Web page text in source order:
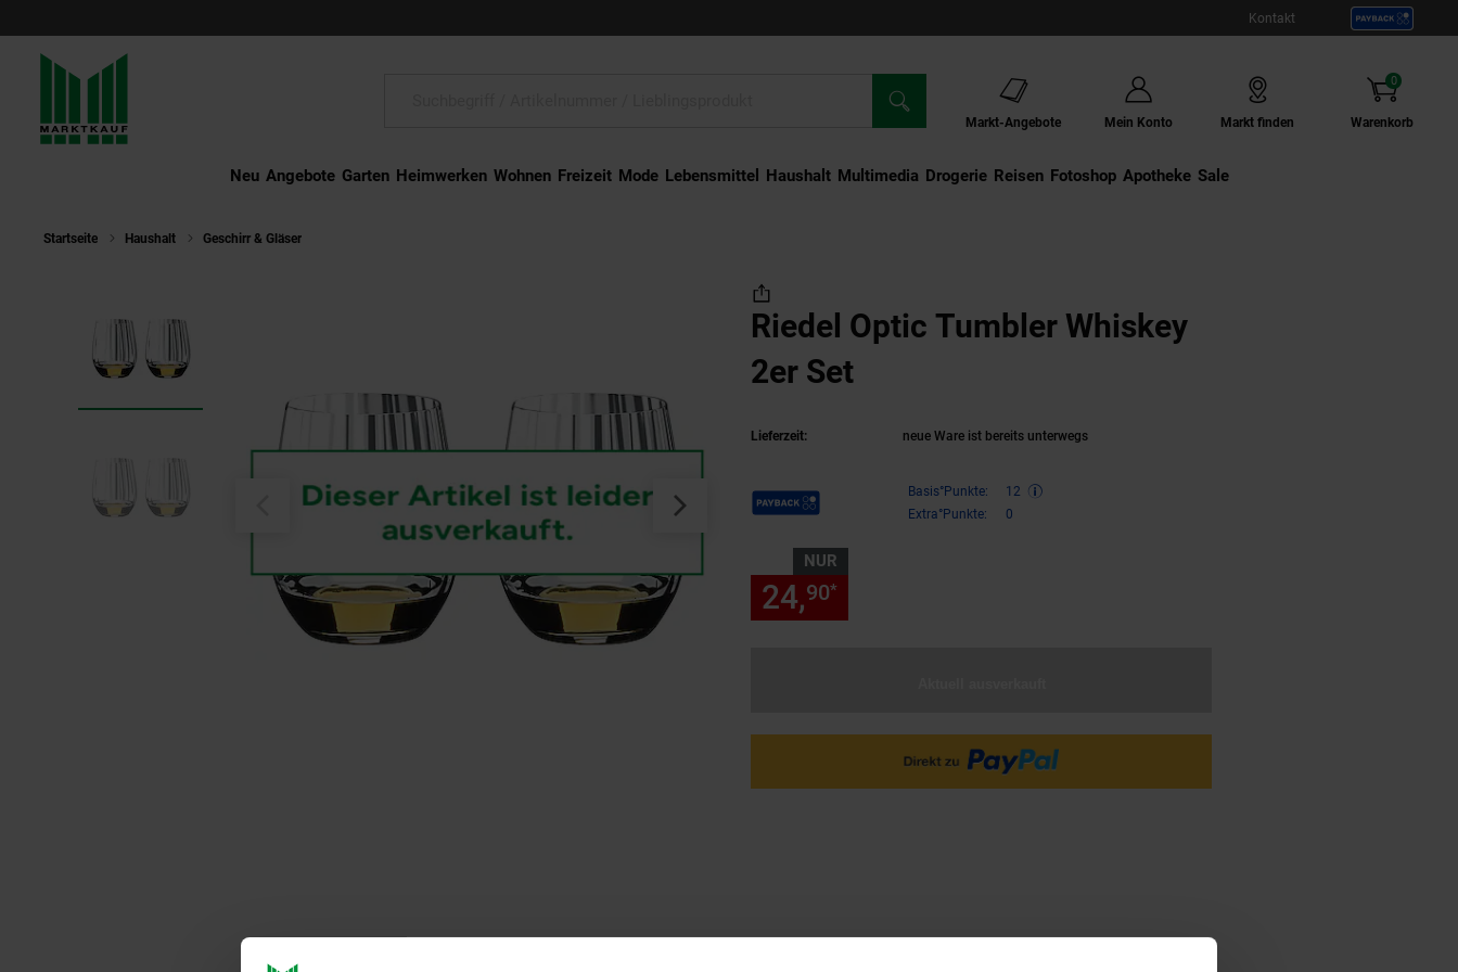
Kontakt
Markt-Angebote Mein Konto Markt finden Warenkorb
0
Artikel
Neu Angebote Garten Heimwerken Wohnen Freizeit Mode Lebensmittel Haushalt Multimedia Drogerie Externer Link:
Reisen Externer Link:
Fotoshop Externer Link:
Apotheke Sale
Startseite Haushalt Geschirr & Gläser
Riedel Optic Tumbler Whiskey
2er Set
Lieferzeit: neue Ware ist bereits unterwegs
Payback Punkte Basis°Punkte:
12
Extra°Punkte:
0
NUR
24,90*